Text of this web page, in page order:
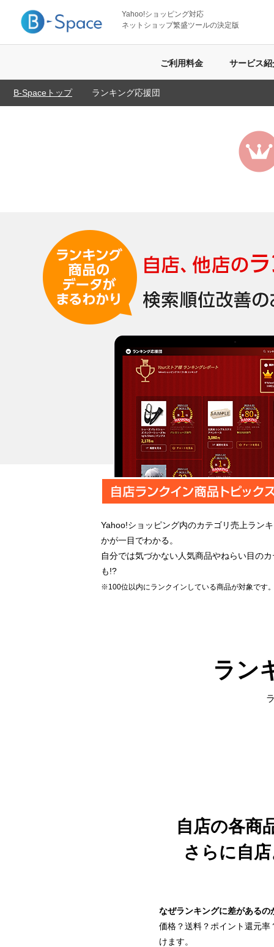
Yahoo!ショッピング対応
ネットショップ繁盛ツールの決定版
ご利用料金 サービス紹
B-Spaceトップ ランキング応援団
Yahoo!ショッピング内のカテゴリ売上ラン
かが一目でわかる。
自分では気づかない人気商品やねらい目の
も!?
※100位以内にランクインしている商品が対象です
ラン
自店の各商
さらに自
なぜランキングに差があるの
価格？送料？ポイント還元
けます。